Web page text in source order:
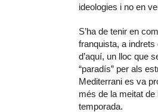
ideologies i no en
S’ha de tenir en
franquista, a
d’aquí, un lloc que
“paradís” per als
Mediterrani es va
més de la meitat
temporada.